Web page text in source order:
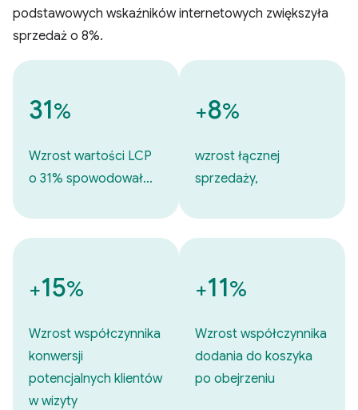
podstawowych wskaźników internetowych zwiększyła
sprzedaż o 8%.
31%
Wzrost wartości LCP
o 31% spowodował…
+8%
wzrost łącznej
sprzedaży,
+15%
Wzrost współczynnika
konwersji
potencjalnych klientów
w wizyty
+11%
Wzrost współczynnika
dodania do koszyka
po obejrzeniu